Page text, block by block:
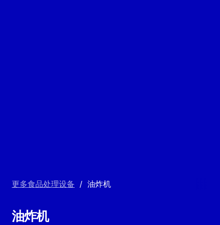
更多食品处理设备 / 油炸机
油炸机